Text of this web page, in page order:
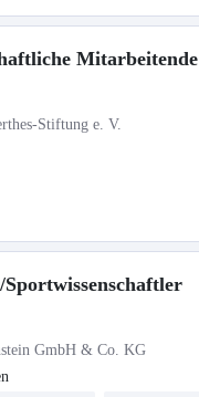
Mitarbeitende
Stiftung e. V.
GmbH & Co. KG